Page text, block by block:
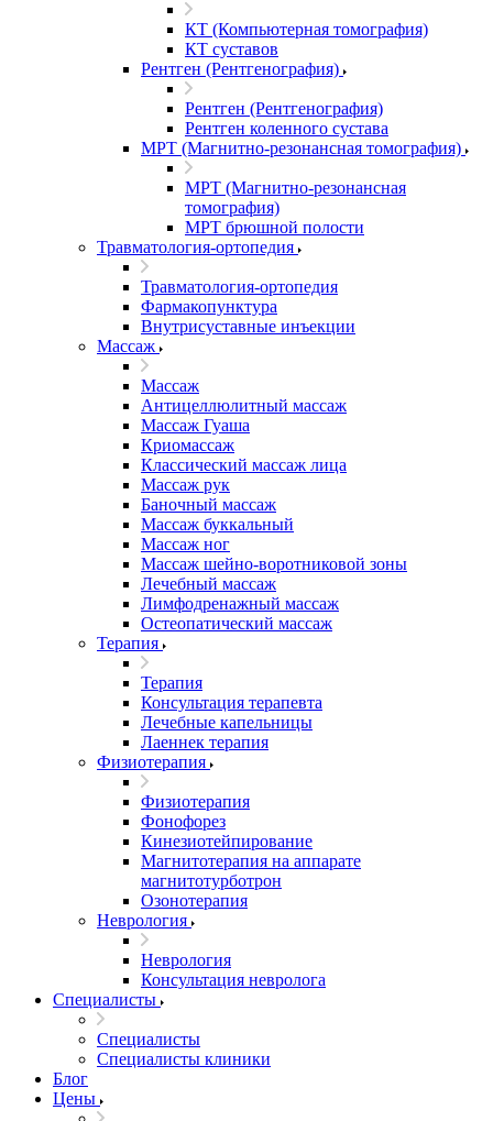
КТ (Компьютерная томография)
КТ суставов
Рентген (Рентгенография)
Рентген (Рентгенография)
Рентген коленного сустава
МРТ (Магнитно-резонансная томография)
МРТ (Магнитно-резонансная
томография)
МРТ брюшной полости
Травматология-ортопедия
Травматология-ортопедия
Фармакопунктура
Внутрисуставные инъекции
Массаж
Массаж
Антицеллюлитный массаж
Массаж Гуаша
Криомассаж
Классический массаж лица
Массаж рук
Баночный массаж
Массаж буккальный
Массаж ног
Массаж шейно-воротниковой зоны
Лечебный массаж
Лимфодренажный массаж
Остеопатический массаж
Терапия
Терапия
Консультация терапевта
Лечебные капельницы
Лаеннек терапия
Физиотерапия
Физиотерапия
Фонофорез
Кинезиотейпирование
Магнитотерапия на аппарате
магнитотурботрон
Озонотерапия
Неврология
Неврология
Консультация невролога
Специалисты
Специалисты
Специалисты клиники
Блог
Цены